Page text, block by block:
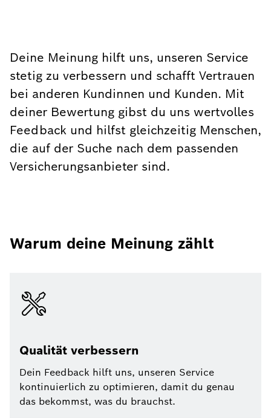
Deine Meinung hilft uns, unseren Service
stetig zu verbessern und schafft Vertrauen
bei anderen Kundinnen und Kunden. Mit
deiner Bewertung gibst du uns wertvolles
Feedback und hilfst gleichzeitig Menschen,
die auf der Suche nach dem passenden
Versicherungsanbieter sind.
Warum deine Meinung zählt
Qualität verbessern
Dein Feedback hilft uns, unseren Service
kontinuierlich zu optimieren, damit du genau
das bekommst, was du brauchst.